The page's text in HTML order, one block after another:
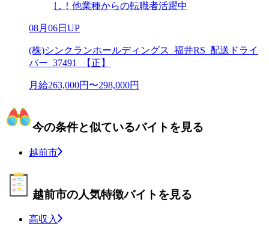
し！他業種からの転職者活躍中
08月06日UP
(株)シンクランホールディングス_福井RS_配送ドライ
バー_37491_【正】
月給263,000円〜298,000円
今の条件と似ているバイトを見る
越前市
越前市の人気特徴バイトを見る
高収入